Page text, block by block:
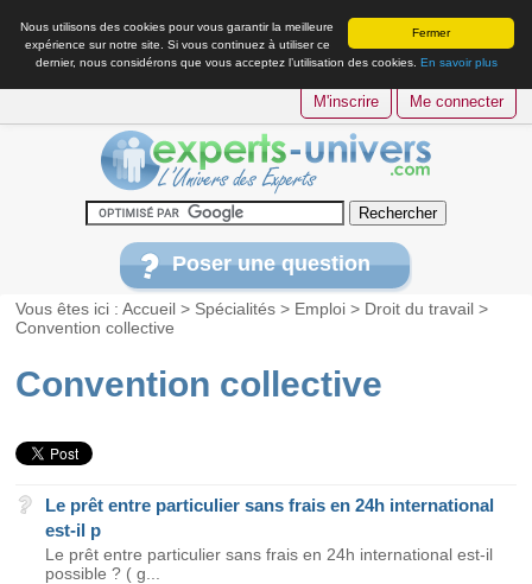
Fermer
Nous utilisons des cookies pour vous garantir la meilleure
expérience sur notre site. Si vous continuez à utiliser ce
dernier, nous considérons que vous acceptez l’utilisation des cookies. En savoir plus
M'inscrire Me connecter
Poser une question
Vous êtes ici :Accueil > Spécialités > Emploi > Droit du travail >
Convention collective
Convention collective
Le prêt entre particulier sans frais en 24h international
est-il p
Le prêt entre particulier sans frais en 24h international est-il
possible ? ( g...